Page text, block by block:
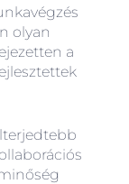
olyan
a